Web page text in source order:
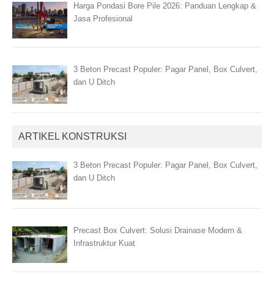
Harga Pondasi Bore Pile 2026: Panduan Lengkap &
Jasa Profesional
3 Beton Precast Populer: Pagar Panel, Box Culvert,
dan U Ditch
ARTIKEL KONSTRUKSI
3 Beton Precast Populer: Pagar Panel, Box Culvert,
dan U Ditch
Precast Box Culvert: Solusi Drainase Modern &
Infrastruktur Kuat